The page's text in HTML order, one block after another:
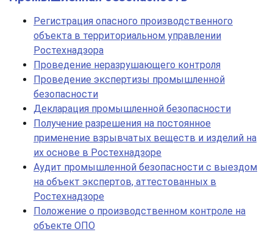
Регистрация опасного производственного
объекта в территориальном управлении
Ростехнадзора
Проведение неразрушающего контроля
Проведение экспертизы промышленной
безопасности
Декларация промышленной безопасности
Получение разрешения на постоянное
применение взрывчатых веществ и изделий на
их основе в Ростехнадзоре
Аудит промышленной безопасности с выездом
на объект экспертов, аттестованных в
Ростехнадзоре
Положение о производственном контроле на
объекте ОПО